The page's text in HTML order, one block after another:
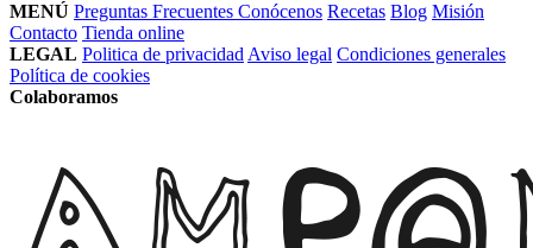
MENÚ Preguntas Frecuentes Conócenos Recetas Blog Misión
Contacto Tienda online
LEGAL Politica de privacidad Aviso legal Condiciones generales
Política de cookies
Colaboramos